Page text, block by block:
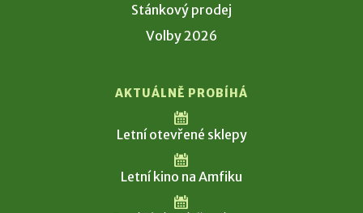
Stánkový prodej
Volby 2026
AKTUÁLNĚ PROBÍHÁ
Letní otevřené sklepy
Letní kino na Amfiku